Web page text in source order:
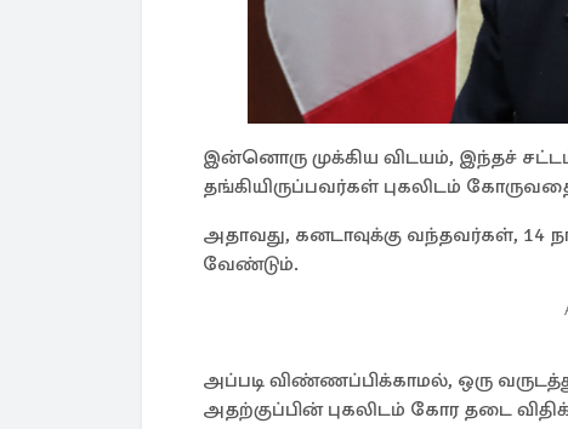
இன்னொரு முக்கிய விடயம், இந்தச்
தங்கியிருப்பவர்கள் புகலிடம்
அதாவது, கனடாவுக்கு வந்தவர்கள், 14
வேண்டும்.
அப்படி விண்ணப்பிக்காமல், ஒரு
அதற்குப்பின் புகலிடம் கோர தடை